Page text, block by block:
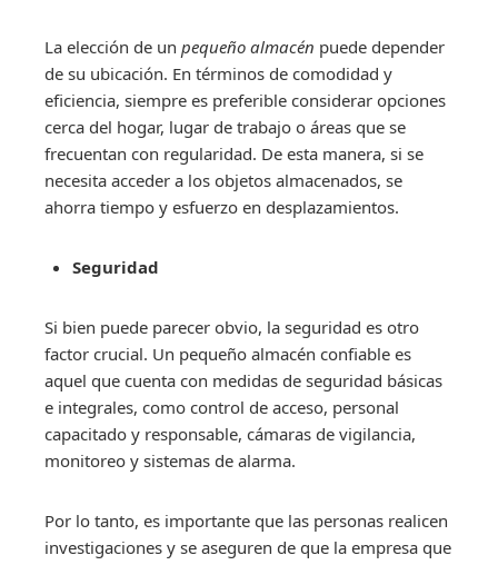
La elección de un pequeño almacén puede depender
de su ubicación. En términos de comodidad y
eficiencia, siempre es preferible considerar opciones
cerca del hogar, lugar de trabajo o áreas que se
frecuentan con regularidad. De esta manera, si se
necesita acceder a los objetos almacenados, se
ahorra tiempo y esfuerzo en desplazamientos.
Seguridad
Si bien puede parecer obvio, la seguridad es otro
factor crucial. Un pequeño almacén confiable es
aquel que cuenta con medidas de seguridad básicas
e integrales, como control de acceso, personal
capacitado y responsable, cámaras de vigilancia,
monitoreo y sistemas de alarma.
Por lo tanto, es importante que las personas realicen
investigaciones y se aseguren de que la empresa que